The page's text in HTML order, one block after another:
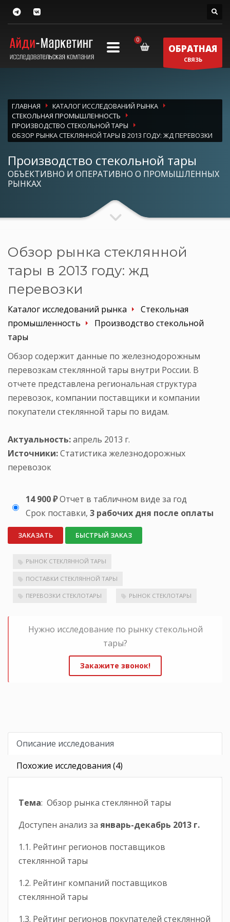
ОБРАТНАЯ
СВЯЗЬ
ГЛАВНАЯ
КАТАЛОГ ИССЛЕДОВАНИЙ РЫНКА
СТЕКОЛЬНАЯ ПРОМЫШЛЕННОСТЬ
ПРОИЗВОДСТВО СТЕКОЛЬНОЙ ТАРЫ
ОБЗОР РЫНКА СТЕКЛЯННОЙ ТАРЫ В 2013 ГОДУ: ЖД ПЕРЕВОЗКИ
Производство стекольной тары
ОБЪЕКТИВНО И ОПЕРАТИВНО О ПРОМЫШЛЕННЫХ
РЫНКАХ
Обзор рынка стеклянной
тары в 2013 году: жд
перевозки
Каталог исследований рынка
Стекольная
промышленность
Производство стекольной
тары
Обзор содержит данные по железнодорожным
перевозкам стеклянной тары внутри России. В
отчете представлена региональная структура
перевозок, компании поставщики и компании
покупатели стеклянной тары по видам.
Актуальность:апрель 2013 г.
Источники:Статистика железнодорожных
перевозок
14 900 ₽Отчет в табличном виде за год
Срок поставки, 3 рабочих дня после оплаты
ЗАКАЗАТЬ БЫСТРЫЙ ЗАКАЗ
РЫНОК СТЕКЛЯННОЙ ТАРЫ
ПОСТАВКИ СТЕКЛЯННОЙ ТАРЫ
ПЕРЕВОЗКИ СТЕКЛОТАРЫ РЫНОК СТЕКЛОТАРЫ
Нужно исследование по рынку стекольной
тары?
Закажите звонок!
Описание исследования
Похожие исследования (4)
Тема: Обзор рынка стеклянной тары
Доступен анализ за январь-декабрь 2013 г.
1.1. Рейтинг регионов поставщиков
стеклянной тары
1.2. Рейтинг компаний поставщиков
стеклянной тары
1.3. Рейтинг регионов покупателей стеклянной